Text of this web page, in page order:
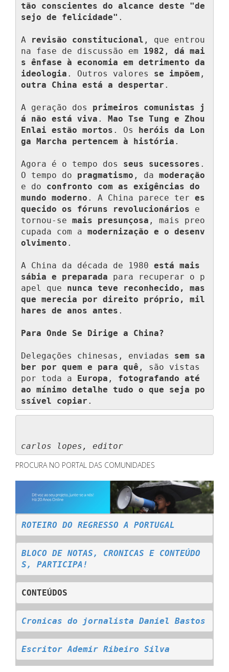
tão conscientes do alcance deste "de
sejo de felicidade" .
A revisão constitucional , que entrou
na fase de discussão em 1982 , dá mai
s ênfase à economia em detrimento da
ideologia . Outros valores se impõem
outra China está a despertar .
A geração dos primeiros comunistas j
á não está viva .
Mao Tse Tung e Zhou
Enlai estão mortos . Os
heróis da Lon
ga Marcha pertencem à história .
Agora é o tempo dos seus sucessores .
O tempo do pragmatismo , da moderação
e do confronto com as exigências do
mundo moderno . A China parece ter es
quecido os fóruns revolucionários e
tornou-se mais presunçosa , mais preo
cupada com a modernização e o desenv
olvimento .
A China da década de 1980 está mais
sábia e preparada para recuperar o p
apel que nunca teve reconhecido, mas
que merecia por direito próprio, mil
hares de anos antes .
Para Onde Se Dirige a China?
Delegações chinesas, enviadas sem sa
ber por quem e para quê , são vistas
por toda a
Europa , fotografando até
ao mínimo detalhe tudo o que seja po
ssível copiar .
carlos lopes, editor
PROCURA NO PORTAL DAS COMUNIDADES
ROTEIRO DO REGRESSO A PORTUGAL
BLOCO DE NOTAS, CRONICAS E CONTEÚDO
S, PARTICIPA!
CONTEÚDOS
Cronicas do jornalista Daniel Bastos
Escritor Ademir Ribeiro Silva